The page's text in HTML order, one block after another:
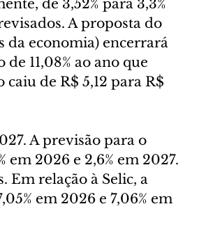
de 3,52% para 3,3%
A proposta do
da economia) encerrará
11,08% ao ano que
de R$ 5,12 para R$
A previsão para o
em 2026 e 2,6% em 2027.
Em relação à Selic, a
em 2026 e 7,06% em